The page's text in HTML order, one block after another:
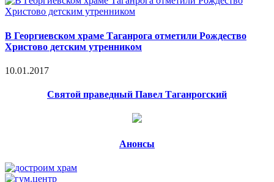
В Георгиевском храме Таганрога отметили Рождество
Христово детским утренником
10.01.2017
Святой праведный Павел Таганрогский
Анонсы